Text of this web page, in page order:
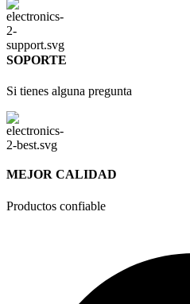
SOPORTE
Si tienes alguna pregunta
MEJOR CALIDAD
Productos confiable